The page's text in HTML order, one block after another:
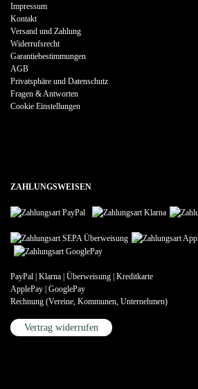
Impressum
Kontakt
Versand und Zahlung
Widerrufsrecht
Garantiebestimmungen
AGB
Privatsphäre und Datenschutz
Fragen & Antworten
Cookie Einstellungen
ZAHLUNGSWEISEN
PayPal | Klarna | Überweisung | Kreditkarte
ApplePay | GooglePay
Rechnung (Vereine, Kommunen, Unternehmen)
Vertrag widerrufen